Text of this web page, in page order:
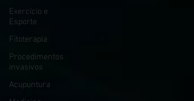
Exercício e
Esporte
Fitoterapia
Procedimentos
invasivos
Acupuntura